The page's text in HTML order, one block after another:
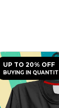
UP TO 20% OFF
BUYING IN